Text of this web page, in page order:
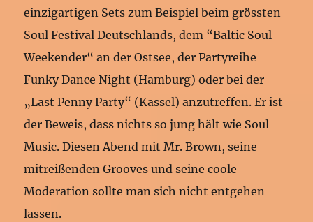
einzigartigen Sets zum Beispiel beim grössten
Soul Festival Deutschlands, dem “Baltic Soul
Weekender“ an der Ostsee, der Partyreihe
Funky Dance Night (Hamburg) oder bei der
„Last Penny Party“ (Kassel) anzutreffen. Er ist
der Beweis, dass nichts so jung hält wie Soul
Music. Diesen Abend mit Mr. Brown, seine
mitreißenden Grooves und seine coole
Moderation sollte man sich nicht entgehen
lassen.